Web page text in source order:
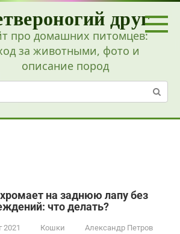
друг
про домашних питомцев:
за животными, фото и
описание пород
на заднюю лапу без
что делать?
2021 Кошки Александр Петров